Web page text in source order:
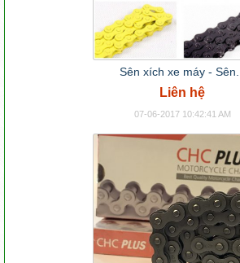
Sên xích xe máy - Sên...
Liên hệ
07-06-2017 10:42:41 AM